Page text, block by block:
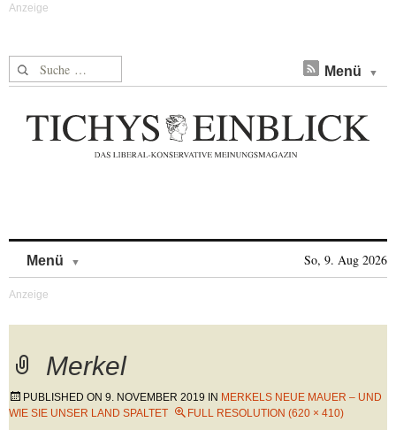
Suche nach: Menü
Menü So, 9. Aug 2026
Merkel
PUBLISHED ON 9. NOVEMBER 2019 IN MERKELS NEUE MAUER – UND
WIE SIE UNSER LAND SPALTET
FULL RESOLUTION (620 × 410)